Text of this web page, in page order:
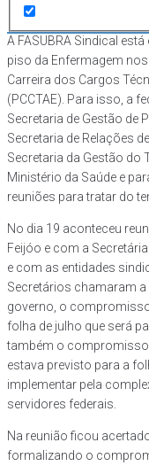
EmGeral
A FASUBRA Sindical
piso da Enfermagem
Carreira dos Cargos
(PCCTAE). Para isso, a
Secretaria de Gestão de
Secretaria de Relações
Secretaria da Gestão do
Ministério da Saúde e
reuniões para tratar do
No dia 19 aconteceu
Feijóo e com a
e com as entidades
Secretários chamaram
governo, o
folha de julho que será
também o compromisso
estava previsto para a
implementar pela
servidores federais.
Na reunião ficou
formalizando o